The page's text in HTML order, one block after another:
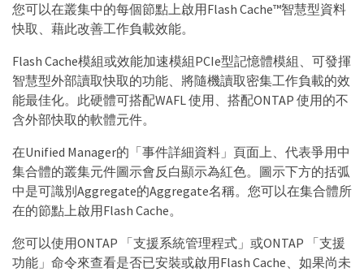
您可以在叢集中的每個節點上啟用Flash Cache™智慧型資料
快取、藉此改善工作負載效能。
Flash Cache模組或效能加速模組PCIe型記憶體模組、可發揮
智慧型外部讀取快取的功能、將隨機讀取密集工作負載的效
能最佳化。此硬體可搭配WAFL 使用、搭配ONTAP 使用的不
含外部快取的軟體元件。
在Unified Manager的「事件詳細資料」頁面上、代表爭用中
集合體的叢集元件圖示會反白顯示為紅色。圖示下方的括弧
中是可識別Aggregate的Aggregate名稱。您可以在集合體所
在的節點上啟用Flash Cache。
您可以使用ONTAP 「支援系統管理程式」或ONTAP 「支援
功能」命令來查看是否已安裝或啟用Flash Cache、如果尚未